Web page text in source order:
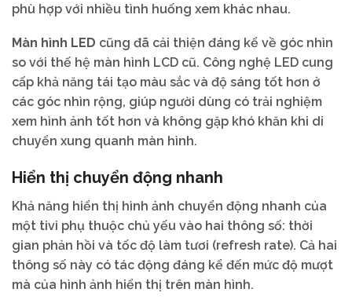
phù hợp với nhiều tình huống xem khác nhau.
Màn hình LED cũng đã cải thiện đáng kể về góc nhìn
so với thế hệ màn hình LCD cũ. Công nghệ LED cung
cấp khả năng tái tạo màu sắc và độ sáng tốt hơn ở
các góc nhìn rộng, giúp người dùng có trải nghiệm
xem hình ảnh tốt hơn và không gặp khó khăn khi di
chuyển xung quanh màn hình.
Hiển thị chuyển động nhanh
Khả năng hiển thị hình ảnh chuyển động nhanh của
một tivi phụ thuộc chủ yếu vào hai thông số: thời
gian phản hồi và tốc độ làm tươi (refresh rate). Cả hai
thông số này có tác động đáng kể đến mức độ mượt
mà của hình ảnh hiển thị trên màn hình.